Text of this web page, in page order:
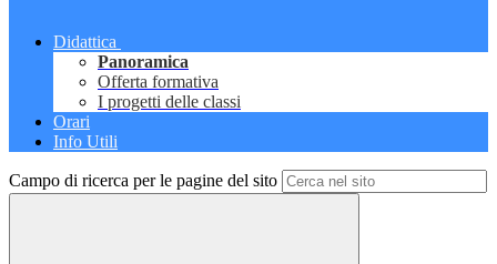
Didattica
Panoramica
Offerta formativa
I progetti delle classi
Orari
Info Utili
Campo di ricerca per le pagine del sito